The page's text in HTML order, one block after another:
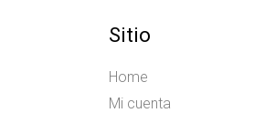
Sitio
Home
Mi cuenta